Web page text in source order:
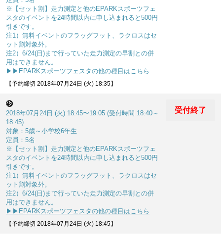
※【セット割】走力測定と他のEPARKスポーツフェ
スタのイベントを24時間以内に申し込まれると500円
引きです。
注1）無料イベントのフラッグフット、ラクロスはセ
ット割対象外。
注2）6/24(日)まで行っていた走力測定の早割との併
用はできません。
▶▶EPARKスポーツフェスタの他の種目はこちら
【予約締切 2018年07月24日 (火) 18:35】
㊽
2018年07月24日 (火) 18:45〜19:05 (受付時間 18:40～
18:45)
対象：5歳～小学校6年生
定員：5名
※【セット割】走力測定と他のEPARKスポーツフェ
スタのイベントを24時間以内に申し込まれると500円
引きです。
注1）無料イベントのフラッグフット、ラクロスはセ
ット割対象外。
注2）6/24(日)まで行っていた走力測定の早割との併
用はできません。
▶▶EPARKスポーツフェスタの他の種目はこちら
受付終了
【予約締切 2018年07月24日 (火) 18:45】